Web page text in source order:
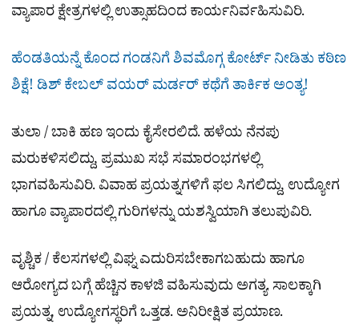
ವ್ಯಾಪಾರ ಕ್ಷೇತ್ರಗಳಲ್ಲಿ ಉತ್ಸಾಹದಿಂದ ಕಾರ್ಯನಿರ್ವಹಿಸುವಿರಿ.
ಹೆಂಡತಿಯನ್ನೆ ಕೊಂದ ಗಂಡನಿಗೆ ಶಿವಮೊಗ್ಗ ಕೋರ್ಟ್​ ನೀಡಿತು ಕಠಿಣ
ಶಿಕ್ಷೆ! ಡಿಶ್​ ಕೇಬಲ್​ ವಯರ್​ ಮರ್ಡರ್​ ಕಥೆಗೆ ತಾರ್ಕಿಕ ಅಂತ್ಯ!
ತುಲಾ / ಬಾಕಿ ಹಣ ಇಂದು ಕೈಸೇರಲಿದೆ. ಹಳೆಯ ನೆನಪು
ಮರುಕಳಿಸಲಿದ್ದು, ಪ್ರಮುಖ ಸಭೆ ಸಮಾರಂಭಗಳಲ್ಲಿ
ಭಾಗವಹಿಸುವಿರಿ. ವಿವಾಹ ಪ್ರಯತ್ನಗಳಿಗೆ ಫಲ ಸಿಗಲಿದ್ದು, ಉದ್ಯೋಗ
ಹಾಗೂ ವ್ಯಾಪಾರದಲ್ಲಿ ಗುರಿಗಳನ್ನು ಯಶಸ್ವಿಯಾಗಿ ತಲುಪುವಿರಿ.
ವೃಶ್ಚಿಕ / ಕೆಲಸಗಳಲ್ಲಿ ವಿಘ್ನ ಎದುರಿಸಬೇಕಾಗಬಹುದು ಹಾಗೂ
ಆರೋಗ್ಯದ ಬಗ್ಗೆ ಹೆಚ್ಚಿನ ಕಾಳಜಿ ವಹಿಸುವುದು ಅಗತ್ಯ. ಸಾಲಕ್ಕಾಗಿ
ಪ್ರಯತ್ನ, ಉದ್ಯೋಗಸ್ಥರಿಗೆ ಒತ್ತಡ. ಅನಿರೀಕ್ಷಿತ ಪ್ರಯಾಣ.